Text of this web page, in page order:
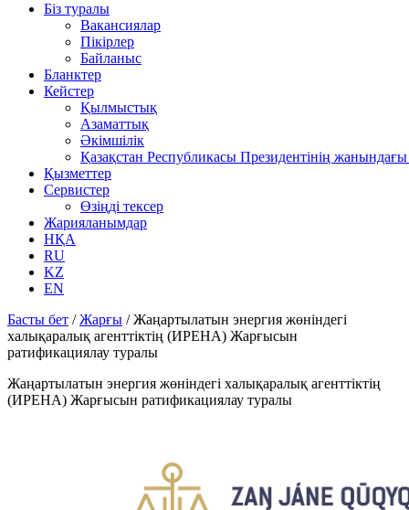
Біз туралы
Вакансиялар
Пікірлер
Байланыс
Бланктер
Кейстер
Қылмыстық
Азаматтық
Әкімшілік
Қазақстан Республикасы Президентінің
Қызметтер
Сервистер
Өзіңді тексер
Жарияланымдар
НҚА
RU
KZ
EN
Басты бет /Жарғы /Жаңартылатын энергия жөніндегі
халықаралық агенттіктің (ИРЕНА) Жарғысын
ратификациялау туралы
Жаңартылатын энергия жөніндегі халықаралық агенттіктің
(ИРЕНА) Жарғысын ратификациялау туралы